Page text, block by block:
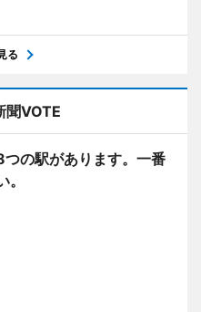
る
聞VOTE
の駅があります。一番